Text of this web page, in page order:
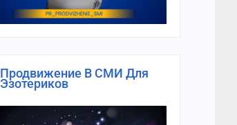
Продвижение В СМИ Для
Эзотериков